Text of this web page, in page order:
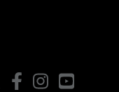
FacebookInstagramYouTube